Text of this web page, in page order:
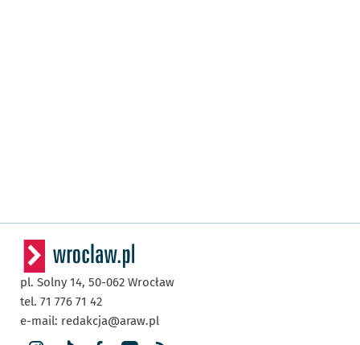
pl. Solny 14, 50-062 Wrocław
tel. 71 776 71 42
e-mail: redakcja@araw.pl